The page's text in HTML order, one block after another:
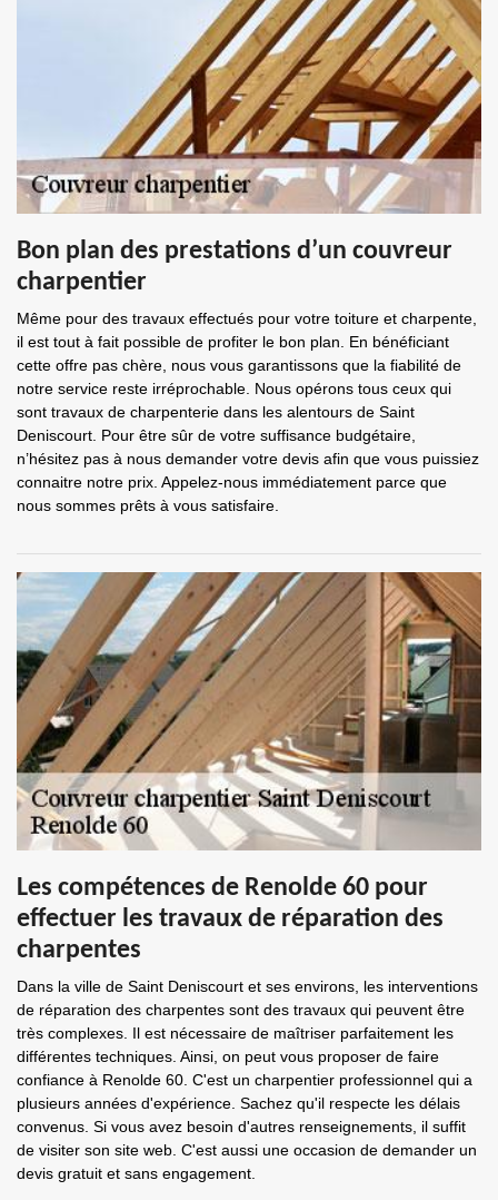
Bon plan des prestations d’un couvreur
charpentier
Même pour des travaux effectués pour votre toiture et charpente,
il est tout à fait possible de profiter le bon plan. En bénéficiant
cette offre pas chère, nous vous garantissons que la fiabilité de
notre service reste irréprochable. Nous opérons tous ceux qui
sont travaux de charpenterie dans les alentours de Saint
Deniscourt. Pour être sûr de votre suffisance budgétaire,
n’hésitez pas à nous demander votre devis afin que vous puissiez
connaitre notre prix. Appelez-nous immédiatement parce que
nous sommes prêts à vous satisfaire.
Les compétences de Renolde 60 pour
effectuer les travaux de réparation des
charpentes
Dans la ville de Saint Deniscourt et ses environs, les interventions
de réparation des charpentes sont des travaux qui peuvent être
très complexes. Il est nécessaire de maîtriser parfaitement les
différentes techniques. Ainsi, on peut vous proposer de faire
confiance à Renolde 60. C'est un charpentier professionnel qui a
plusieurs années d'expérience. Sachez qu'il respecte les délais
convenus. Si vous avez besoin d'autres renseignements, il suffit
de visiter son site web. C'est aussi une occasion de demander un
devis gratuit et sans engagement.